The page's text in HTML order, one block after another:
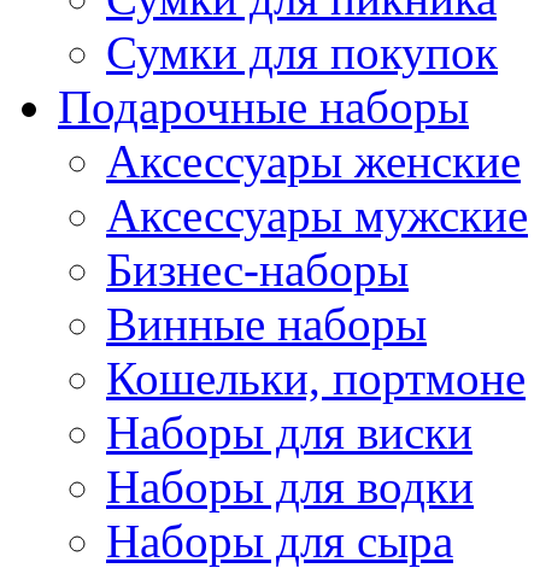
Сумки для покупок
Подарочные наборы
Аксессуары женские
Аксессуары мужские
Бизнес-наборы
Винные наборы
Кошельки, портмоне
Наборы для виски
Наборы для водки
Наборы для сыра